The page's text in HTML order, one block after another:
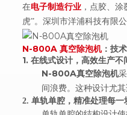
在电子制造行业 ，点胶、
虎”。深圳市洋浦科技有限
N-800A 真空除泡机：技
1. 在线式设计，高效生产不
N-800A真空除泡机
间浪费。这种设计尤
2. 单轨单腔，精准处理每一